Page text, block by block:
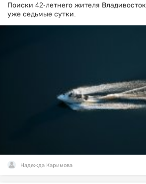
Поиски 42-летнего жителя
уже седьмые сутки.
Надежда Каримова